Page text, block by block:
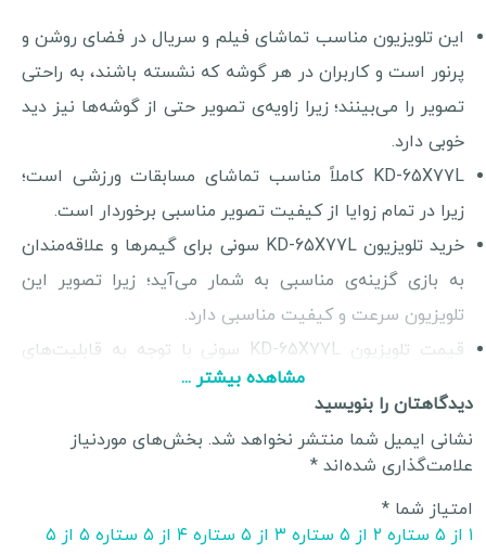
این تلویزیون مناسب تماشای فیلم و سریال در فضای روشن و
پرنور است و کاربران در هر گوشه که نشسته باشند، به راحتی
تصویر را می‌بینند؛ زیرا زاویه‌ی تصویر حتی از گوشه‌ها نیز دید
خوبی دارد.
KD-65X77L کاملاً مناسب تماشای مسابقات ورزشی است؛
زیرا در تمام زوایا از کیفیت تصویر مناسبی برخوردار است.
خرید تلویزیون KD-65X77L سونی برای گیمرها و علاقه‌مندان
به بازی گزینه‌ی مناسبی به شمار می‌آید؛ زیرا تصویر این
تلویزیون سرعت و کیفیت مناسبی دارد.
قیمت تلویزیون KD-65X77L سونی با توجه به قابلیت‌های
اتصال آن کاملاً مناسب است. این تلویزیون دارای قابلیت
پورت‌های USB این مدل هم دو عدد هستند و تلویزیون با
مشاهده بیشتر ...
دیدگاهتان را بنویسید
نشانی ایمیل شما منتشر نخواهد شد. بخش‌های موردنیاز
علامت‌گذاری شده‌اند *
امتیاز شما *
۱ از ۵ ستاره
۲ از ۵ ستاره ۳ از ۵ ستاره ۴ از ۵ ستاره
۵ از ۵